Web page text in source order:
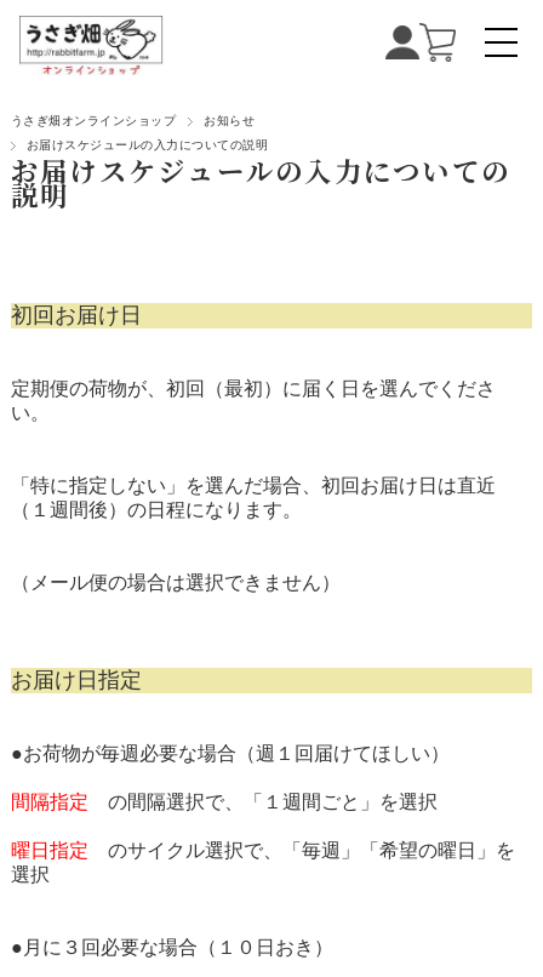
うさぎ畑オンラインショップ
お知らせ
お届けスケジュールの入力についての説明
お届けスケジュールの入力についての
説明
初回お届け日
定期便の荷物が、初回（最初）に届く日を選んでくださ
い。
「特に指定しない」を選んだ場合、初回お届け日は直近
（１週間後）の日程になります。
（メール便の場合は選択できません）
お届け日指定
●お荷物が毎週必要な場合（週１回届けてほしい）
間隔指定 の間隔選択で、「１週間ごと」を選択
曜日指定 のサイクル選択で、「毎週」「希望の曜日」を
選択
●月に３回必要な場合（１０日おき）